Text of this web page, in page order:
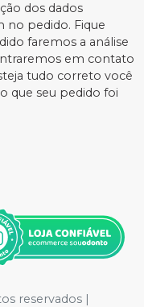
dos dados
no pedido. Fique
faremos a análise
em contato
tudo correto você
que seu pedido foi
reservados |